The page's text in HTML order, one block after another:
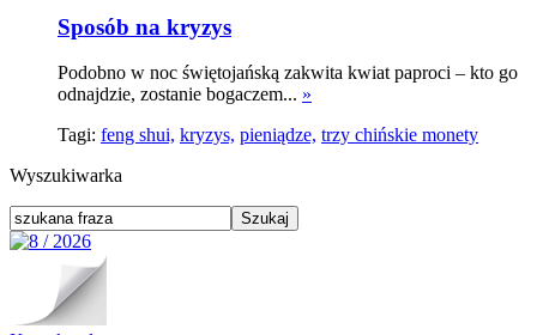
Sposób na kryzys
Podobno w noc świętojańską zakwita kwiat paproci – kto go
odnajdzie, zostanie bogaczem... »
Tagi: feng shui, kryzys, pieniądze, trzy chińskie monety
Wyszukiwarka